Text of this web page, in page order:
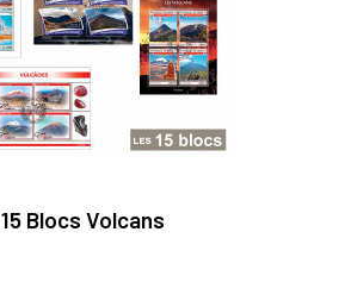
15 Blocs Volcans